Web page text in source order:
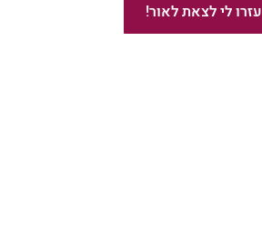
עזרו לי לצאת לאור!